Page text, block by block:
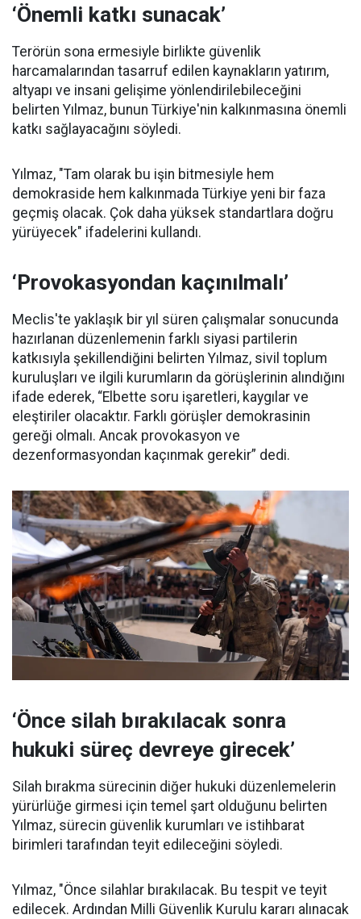
‘Önemli katkı sunacak’
Terörün sona ermesiyle birlikte güvenlik
harcamalarından tasarruf edilen kaynakların yatırım,
altyapı ve insani gelişime yönlendirilebileceğini
belirten Yılmaz, bunun Türkiye'nin kalkınmasına önemli
katkı sağlayacağını söyledi.
Yılmaz, "Tam olarak bu işin bitmesiyle hem
demokraside hem kalkınmada Türkiye yeni bir faza
geçmiş olacak. Çok daha yüksek standartlara doğru
yürüyecek" ifadelerini kullandı.
‘Provokasyondan kaçınılmalı’
Meclis'te yaklaşık bir yıl süren çalışmalar sonucunda
hazırlanan düzenlemenin farklı siyasi partilerin
katkısıyla şekillendiğini belirten Yılmaz, sivil toplum
kuruluşları ve ilgili kurumların da görüşlerinin alındığını
ifade ederek, “Elbette soru işaretleri, kaygılar ve
eleştiriler olacaktır. Farklı görüşler demokrasinin
gereği olmalı. Ancak provokasyon ve
dezenformasyondan kaçınmak gerekir” dedi.
‘Önce silah bırakılacak sonra
hukuki süreç devreye girecek’
Silah bırakma sürecinin diğer hukuki düzenlemelerin
yürürlüğe girmesi için temel şart olduğunu belirten
Yılmaz, sürecin güvenlik kurumları ve istihbarat
birimleri tarafından teyit edileceğini söyledi.
Yılmaz, "Önce silahlar bırakılacak. Bu tespit ve teyit
edilecek. Ardından Milli Güvenlik Kurulu kararı alınacak